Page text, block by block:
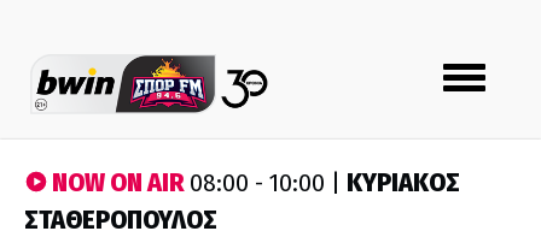
Toggle
navigation
NOW ON AIR08:00 - 10:00 | ΚΥΡΙΑΚΟΣ
ΣΤΑΘΕΡΟΠΟΥΛΟΣ